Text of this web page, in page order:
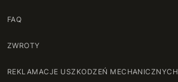
FAQ
ZWROTY
REKLAMACJE USZKODZEŃ MECHANICZNYCH